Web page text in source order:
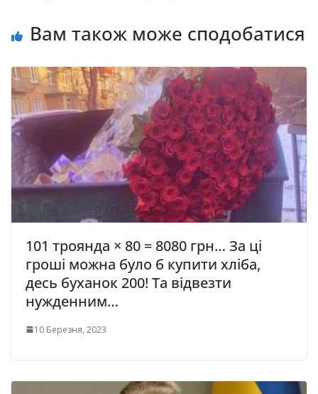
Вам також може сподобатися
101 троянда × 80 = 8080 грн… За ці
гроші можна було б купити хліба,
десь буханок 200! Та відвезти
нужденним…
10 Березня, 2023